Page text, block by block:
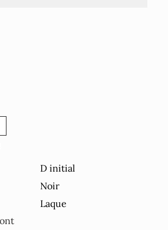
D initial
Noir
Laque